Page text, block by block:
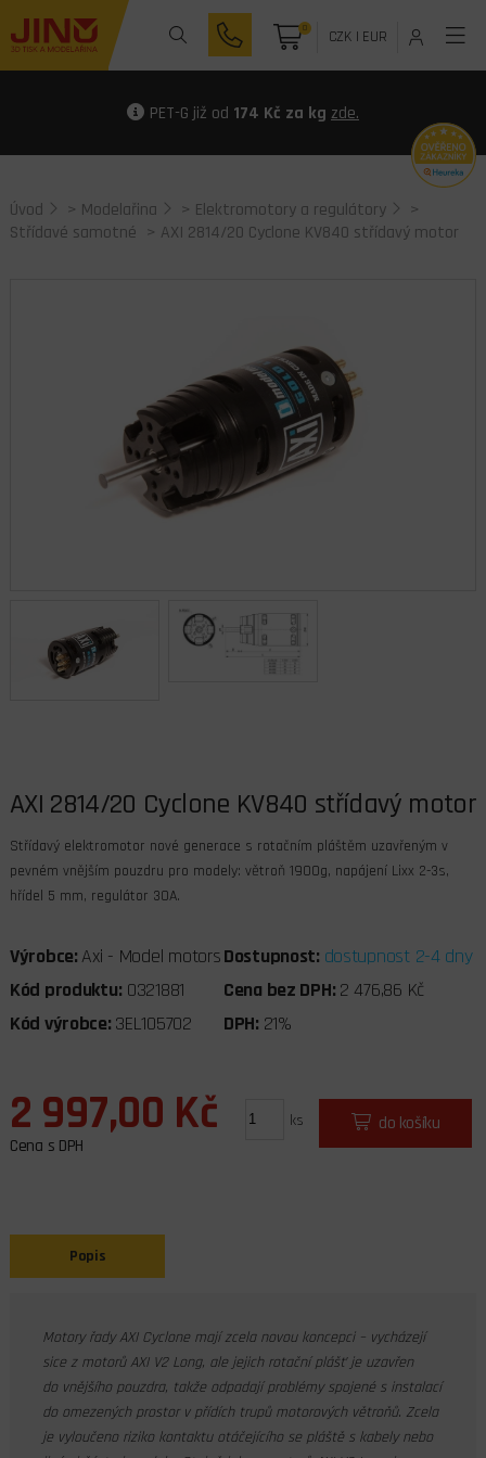
0 CZK| EUR
PET-G již od 174 Kč za kg zde.
Úvod > Modelařina > Elektromotory a regulátory
>
Střídavé samotné > AXI 2814/20 Cyclone KV840 střídavý motor
AXI 2814/20 Cyclone KV840 střídavý motor
Střídavý elektromotor nové generace s rotačním pláštěm uzavřeným v
pevném vnějším pouzdru pro modely: větroň 1900g, napájení Lixx 2-3s,
hřídel 5 mm, regulátor 30A.
Výrobce: Axi - Model motorsDostupnost: dostupnost 2-4 dny
Kód produktu: 0321881 Cena bez DPH: 2 476,86 Kč
Kód výrobce: 3EL105702 DPH: 21%
2 997,00 Kč
Cena s DPH
ks do košíku
Popis
Motory řady AXI Cyclone mají zcela novou koncepci – vycházejí
sice z motorů AXI V2 Long, ale jejich rotační plášť je uzavřen
do vnějšího pouzdra, takže odpadají problémy spojené s instalací
do omezených prostor v přídích trupů motorových větroňů. Zcela
je vyloučeno riziko kontaktu otáčejícího se pláště s kabely nebo